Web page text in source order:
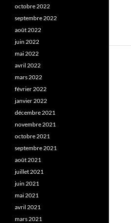
octobre 2022
septembre 2022
août 2022
juin 2022
mai 2022
avril 2022
mars 2022
février 2022
janvier 2022
décembre 2021
novembre 2021
octobre 2021
septembre 2021
août 2021
juillet 2021
juin 2021
mai 2021
avril 2021
mars 2021